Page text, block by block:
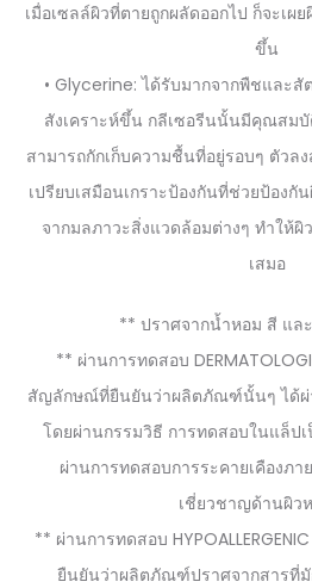
เมื่อเซลล์ผิวที่ตายถูกผลัดออกไป ก็จะเ
ขึ้น
• Glycerine: ได้รับมากจากพืชและสั
สังเคราะห์ขึ้น กลีเซอรีนนั้นมีคุณสม
สามารถกักเก็บความชื้นที่อยู่รอบๆ ตัวล
เปรียบเสมือนเกราะป้องกันที่ช่วยป้องกั
จากมลภาวะสิ่งแวดล้อมต่างๆ ทำให้ผิ
เสมอ
** ปราศจากน้ำหอม สี แล
** ผ่านการทดสอบ
สัญลักษณ์ที่ยืนยันว่าผลิตภัณฑ์นั้นๆ ได้ผ่
โดยผ่านกรรมวิธี การทดสอบในแล็ป
ผ่านการทดสอบการระคายเคืองภ
เชี่ยวชาญด้านผิว
** ผ่านการทดสอบ
ยืนยันว่าผลิตภัณฑ์ปราศจากสารที่มั